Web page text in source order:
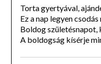
Torta gyertyával,
Ez a nap legyen
Boldog születésnapot,
A boldogság kísérje